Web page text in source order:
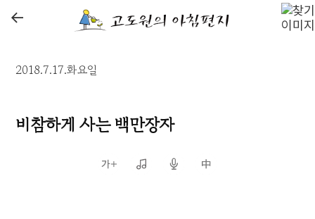
←
2018.7.17.화요일
비참하게 사는 백만장자